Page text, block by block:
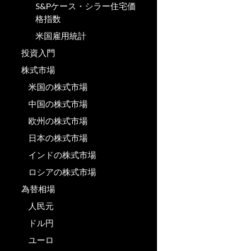
S&Pケース・シラー住宅価
格指数
米国雇用統計
投資入門
株式市場
米国の株式市場
中国の株式市場
欧州の株式市場
日本の株式市場
インドの株式市場
ロシアの株式市場
為替相場
人民元
ドル円
ユーロ